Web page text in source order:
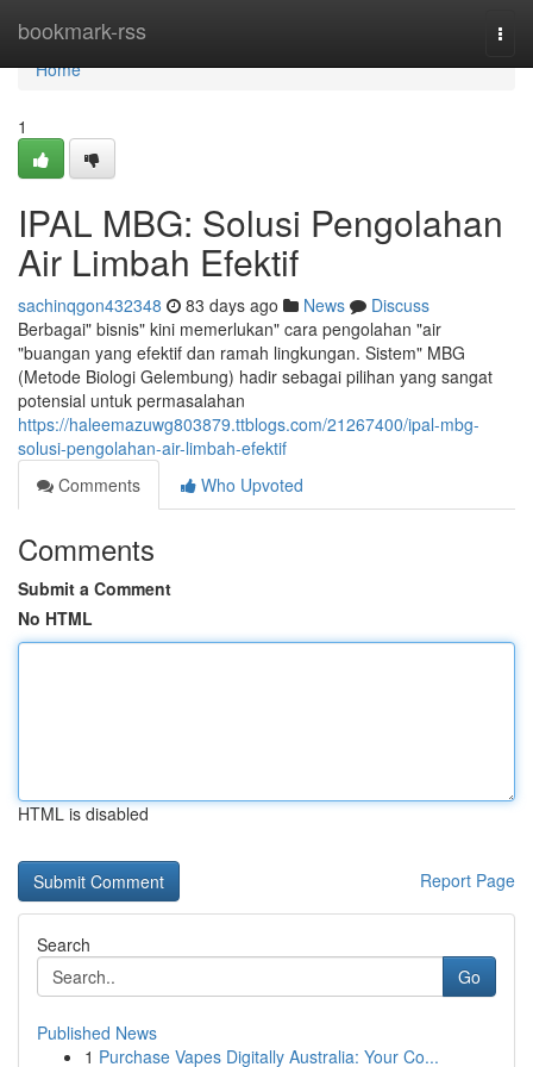
bookmark-rss
Home
Home
1
IPAL MBG: Solusi Pengolahan
Air Limbah Efektif
sachinqgon432348 83 days ago News
Discuss
Berbagai" bisnis" kini memerlukan" cara pengolahan "air
"buangan yang efektif dan ramah lingkungan. Sistem" MBG
(Metode Biologi Gelembung) hadir sebagai pilihan yang sangat
potensial untuk permasalahan
https://haleemazuwg803879.ttblogs.com/21267400/ipal-mbg-
solusi-pengolahan-air-limbah-efektif
Comments
Who Upvoted
Comments
Submit a Comment
No HTML
HTML is disabled
Report Page
Search
Go
Published News
1 Purchase Vapes Digitally Australia: Your Co...